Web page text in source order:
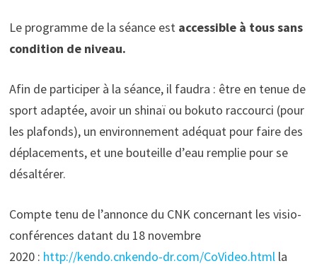
Le programme de la séance est accessible à tous sans
condition de niveau.
Afin de participer à la séance, il faudra : être en tenue de
sport adaptée, avoir un shinaï ou bokuto raccourci (pour
les plafonds), un environnement adéquat pour faire des
déplacements, et une bouteille d’eau remplie pour se
désaltérer.
Compte tenu de l’annonce du CNK concernant les visio-
conférences datant du 18 novembre
2020 : http://kendo.cnkendo-dr.com/CoVideo.htmlla